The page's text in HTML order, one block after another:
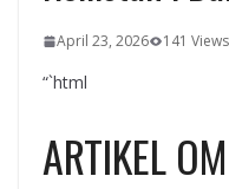
dörrar
April 23, 2026 141 Views
“`html
ARTIKEL